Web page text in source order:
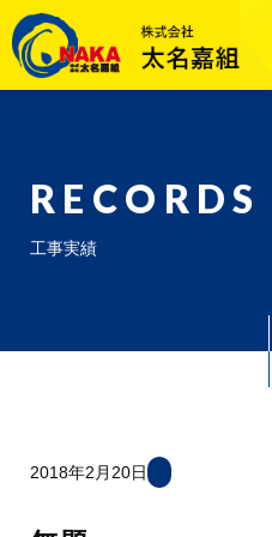
RECORDS
工事実績
2018年2月20日